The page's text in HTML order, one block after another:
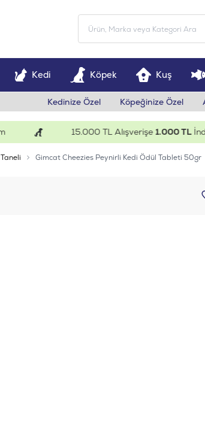
Kedi Köpek Kuş
Kedinize Özel Köpeğinize Özel
15.000 TL Alışverişe1.000 TLİndirim
Taneli Gimcat Cheezies Peynirli Kedi Ödül Tableti 50gr